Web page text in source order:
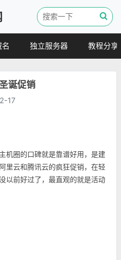
独立服务器 教程分享
诞促销
17
机圈的口碑就是靠谱好用，是建
里云和腾讯云的疯狂促销，在轻
以前好过了，最直观的就是活动